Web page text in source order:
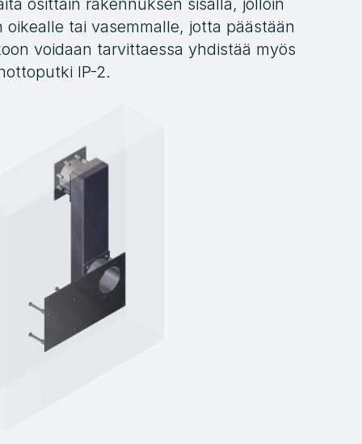
osittain rakennuksen sisällä, jolloin
tai vasemmalle, jotta päästään
voidaan tarvittaessa yhdistää myös
IP-2.